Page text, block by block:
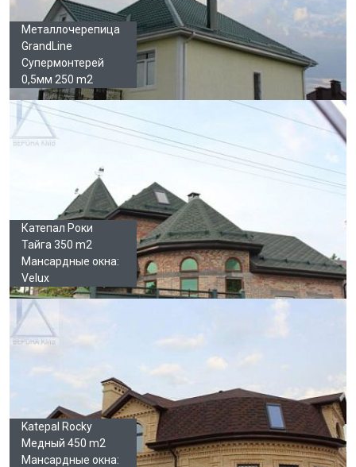
Металлочерепица
GrandLine
Супермонтерей
0,5мм 250 m2
Катепал Роки
Тайга 350 m2
Мансардные окна:
Velux
Katepal Rocky
Медный 450 m2
Мансардные окна: